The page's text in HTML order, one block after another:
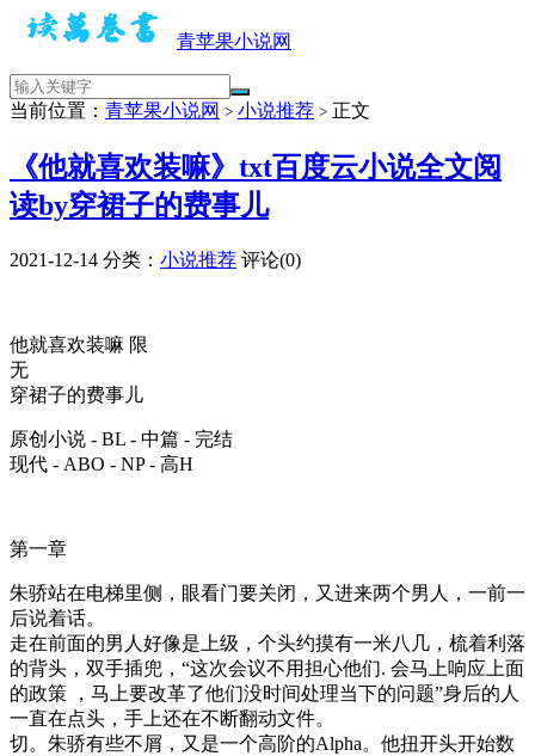
青苹果小说网
当前位置： 青苹果小说网 > 小说推荐 > 正文
《他就喜欢装嘛》txt百度云小说全文阅
读by穿裙子的费事儿
2021-12-14 分类： 小说推荐 评论(0)
他就喜欢装嘛 限
无
穿裙子的费事儿
原创小说 - BL - 中篇 - 完结
现代 - ABO - NP - 高H
第一章
朱骄站在电梯里侧，眼看门要关闭，又进来两个男人，一前一
后说着话。
走在前面的男人好像是上级，个头约摸有一米八几，梳着利落
的背头，双手插兜，“这次会议不用担心他们. 会马上响应上面
的政策 ，马上要改革了他们没时间处理当下的问题”身后的人
一直在点头，手上还在不断翻动文件。
切。朱骄有些不屑，又是一个高阶的Alpha。他扭开头开始数